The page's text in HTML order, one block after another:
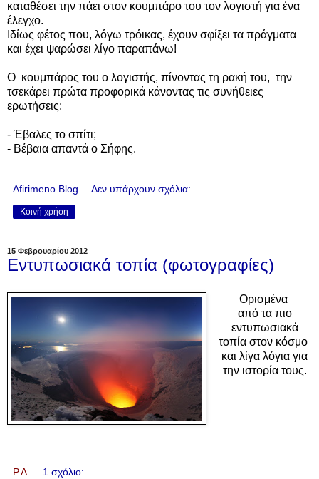
καταθέσει την πάει στον κουμπάρο του τον λογιστή για ένα
έλεγχο.
Ιδίως φέτος που, λόγω τρόικας, έχουν σφίξει τα πράγματα
και έχει ψαρώσει λίγο παραπάνω!
Ο κουμπάρος του ο λογιστής, πίνοντας τη ρακή του, την
τσεκάρει πρώτα προφορικά κάνοντας τις συνήθειες
ερωτήσεις:
- Έβαλες το σπίτι;
- Βέβαια απαντά ο Σήφης.
Afirimeno Blog Δεν υπάρχουν σχόλια:
Κοινή χρήση
15 Φεβρουαρίου 2012
Eντυπωσιακά τοπία (φωτογραφίες)
Ορισμένα
από τα πιο
εντυπωσιακά
τοπία στον κόσμο
και λίγα λόγια για
την ιστορία τους.
P.A. 1 σχόλιο: